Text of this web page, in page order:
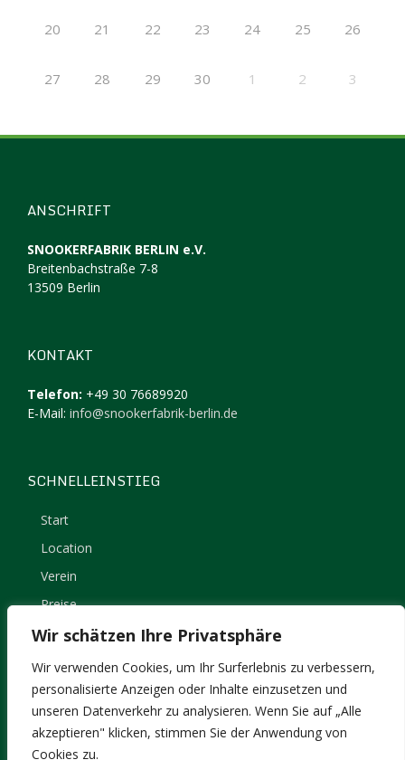
Wir schätzen Ihre Privatsphäre
Wir verwenden Cookies, um Ihr Surferlebnis zu verbessern,
personalisierte Anzeigen oder Inhalte einzusetzen und
unseren Datenverkehr zu analysieren. Wenn Sie auf „Alle
akzeptieren" klicken, stimmen Sie der Anwendung von
Cookies zu.
20 21 22 23 24 25 26
27 28 29 30 1 2 3
ANSCHRIFT
SNOOKERFABRIK BERLIN e.V.
Breitenbachstraße 7-8
13509 Berlin
KONTAKT
Telefon: +49 30 76689920
E-Mail: info@snookerfabrik-berlin.de
SCHNELLEINSTIEG
Start
Location
Verein
Preise
Kontakt
Impressum
Datenschutz